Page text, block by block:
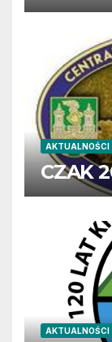
AKTUALNOŚCI
CZAK
AKTUALNOŚCI